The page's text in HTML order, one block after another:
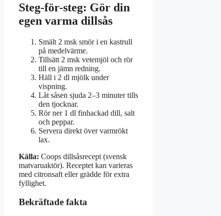
Steg-för-steg: Gör din
egen varma dillsås
Smält 2 msk smör i en kastrull
på medelvärme.
Tillsätt 2 msk vetemjöl och rör
till en jämn redning.
Häll i 2 dl mjölk under
vispning.
Låt såsen sjuda 2–3 minuter tills
den tjocknar.
Rör ner 1 dl finhackad dill, salt
och peppar.
Servera direkt över varmrökt
lax.
Källa: Coops dillsåsrecept (svensk
matvaruaktör). Receptet kan varieras
med citronsaft eller grädde för extra
fyllighet.
Bekräftade fakta